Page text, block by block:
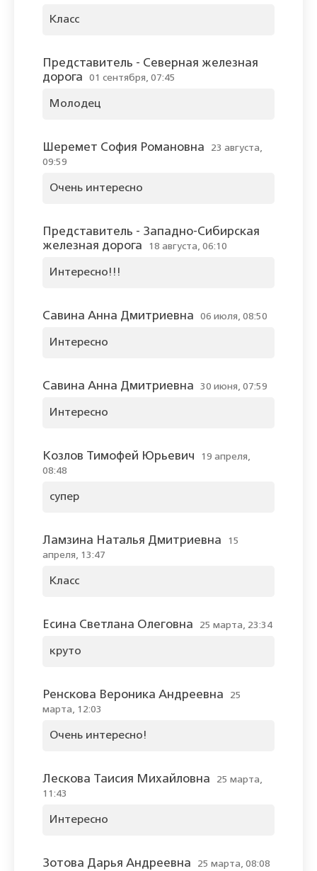
Класс
Представитель - Северная железная
дорога
01 сентября, 07:45
Молодец
Шеремет София Романовна
23 августа,
09:59
Очень интересно
Представитель - Западно-Сибирская
железная дорога
18 августа, 06:10
Интересно!!!
Савина Анна Дмитриевна 06 июля, 08:50
Интересно
Савина Анна Дмитриевна 30 июня, 07:59
Интересно
Козлов Тимофей Юрьевич
19 апреля,
08:48
супер
Ламзина Наталья Дмитриевна
15
апреля, 13:47
Класс
Есина Светлана Олеговна 25 марта, 23:34
круто
Ренскова Вероника Андреевна
25
марта, 12:03
Очень интересно!
Лескова Таисия Михайловна
25 марта,
11:43
Интересно
Зотова Дарья Андреевна 25 марта, 08:08